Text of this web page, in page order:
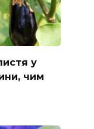
у
чим